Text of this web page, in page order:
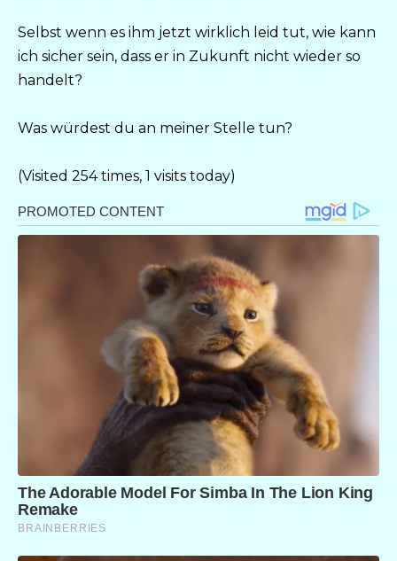
Selbst wenn es ihm jetzt wirklich leid tut, wie kann
ich sicher sein, dass er in Zukunft nicht wieder so
handelt?
Was würdest du an meiner Stelle tun?
(Visited 254 times, 1 visits today)